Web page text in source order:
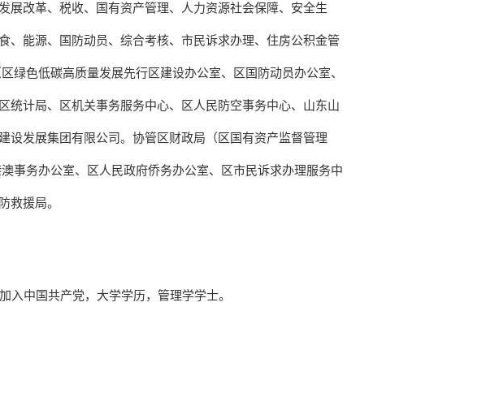
展改革、税收、国有资产管理、人力资源社会保障、安全生
、能源、国防动员、综合考核、市民诉求办理、住房公积金管
绿色低碳高质量发展先行区建设办公室、区国防动员办公室、
统计局、区机关事务服务中心、区人民防空事务中心、山东山
设发展集团有限公司。协管区财政局（区国有资产监督管理
事务办公室、区人民政府侨务办公室、区市民诉求办理服务中
救援局。
入中国共产党，大学学历，管理学学士。